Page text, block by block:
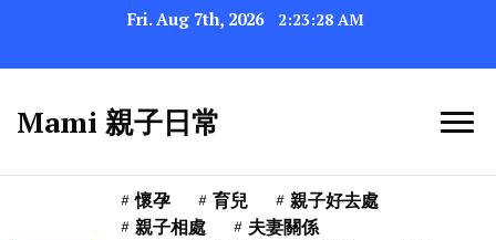
Fri. Aug 7th, 2026 2:23:30 AM
Mami 親子日常
懷孕 育兒
親子好去處
親子相處
夫妻關係